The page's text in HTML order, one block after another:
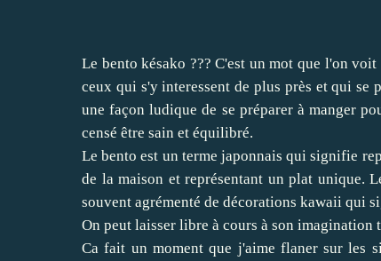
Le bento késako ??? C'est un mot que l'on
ceux qui s'y interessent de plus près et qui se
une façon ludique de se préparer à manger
censé être sain et équilibré.
Le bento est un terme japonnais qui signifie
de la maison et représentant un plat unique.
souvent agrémenté de décorations kawaii qui
On peut laisser libre à cours à son imagination
Ca fait un moment que j'aime flaner sur les